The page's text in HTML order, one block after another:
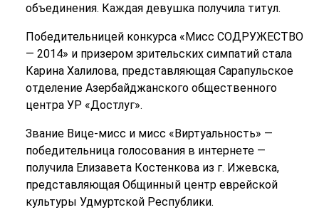
объединения. Каждая девушка получила титул.
Победительницей конкурса «Мисс СОДРУЖЕСТВО
— 2014» и призером зрительских симпатий стала
Карина Халилова, представляющая Сарапульское
отделение Азербайджанского общественного
центра УР «Достлуг».
Звание Вице-мисс и мисс «Виртуальность» —
победительница голосования в интернете —
получила Елизавета Костенкова из г. Ижевска,
представляющая Общинный центр еврейской
культуры Удмуртской Республики.